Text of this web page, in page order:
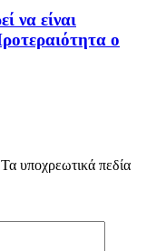
να είναι
ο
Τα υποχρεωτικά πεδία